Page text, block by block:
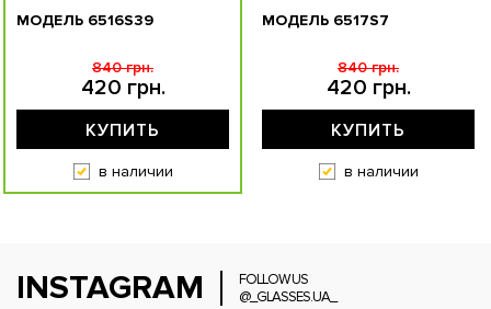
МОДЕЛЬ 6516S39
420 грн.
840 грн.
КУПИТЬ
в наличии
МОДЕЛЬ 6517S7
420 грн.
840 грн.
КУПИТЬ
в наличии
INSTAGRAM
FOLLOW US
@_GLASSES.UA_